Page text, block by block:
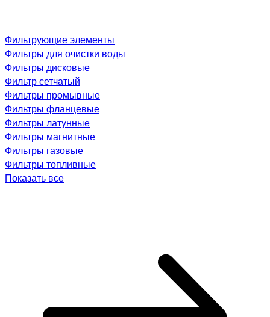
Фильтрующие элементы
Фильтры для очистки воды
Фильтры дисковые
Фильтр сетчатый
Фильтры промывные
Фильтры фланцевые
Фильтры латунные
Фильтры магнитные
Фильтры газовые
Фильтры топливные
Показать все